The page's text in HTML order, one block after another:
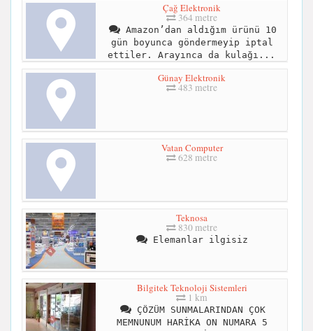
Çağ Elektronik
364 metre
Amazon’dan aldığım ürünü 10
gün boyunca göndermeyip iptal
ettiler. Arayınca da kulağı...
Günay Elektronik
483 metre
Vatan Computer
628 metre
Teknosa
830 metre
Elemanlar ilgisiz
Bilgitek Teknoloji Sistemleri
1 km
ÇÖZÜM SUNMALARINDAN ÇOK
MEMNUNUM HARİKA ON NUMARA 5